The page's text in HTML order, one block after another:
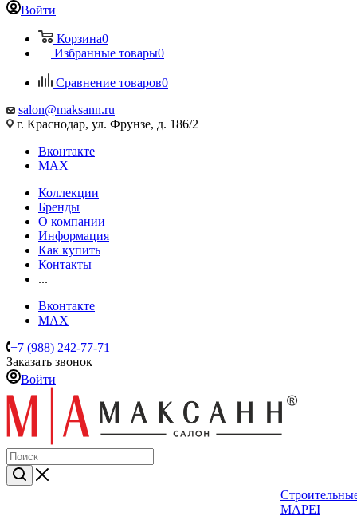
Войти
Корзина0
Избранные товары0
Сравнение товаров0
salon@maksann.ru
г. Краснодар, ул. Фрунзе, д. 186/2
Вконтакте
MAX
Коллекции
Бренды
О компании
Информация
Как купить
Контакты
...
Вконтакте
MAX
+7 (988) 242-77-71
Заказать звонок
Войти
MAPEI